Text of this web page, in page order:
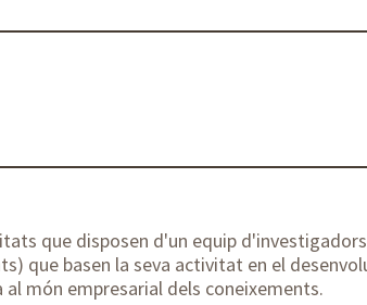
que disposen d'un equip
que basen la seva activitat en el
món empresarial dels coneixements.